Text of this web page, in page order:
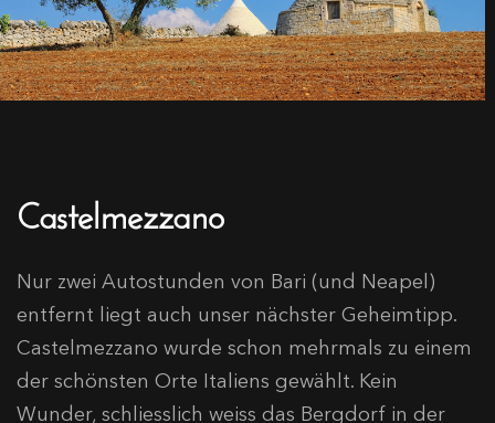
Castelmezzano
Nur zwei Autostunden von Bari (und Neapel)
entfernt liegt auch unser nächster Geheimtipp.
Castelmezzano wurde schon mehrmals zu einem
der schönsten Orte Italiens gewählt. Kein
Wunder, schliesslich weiss das Bergdorf in der